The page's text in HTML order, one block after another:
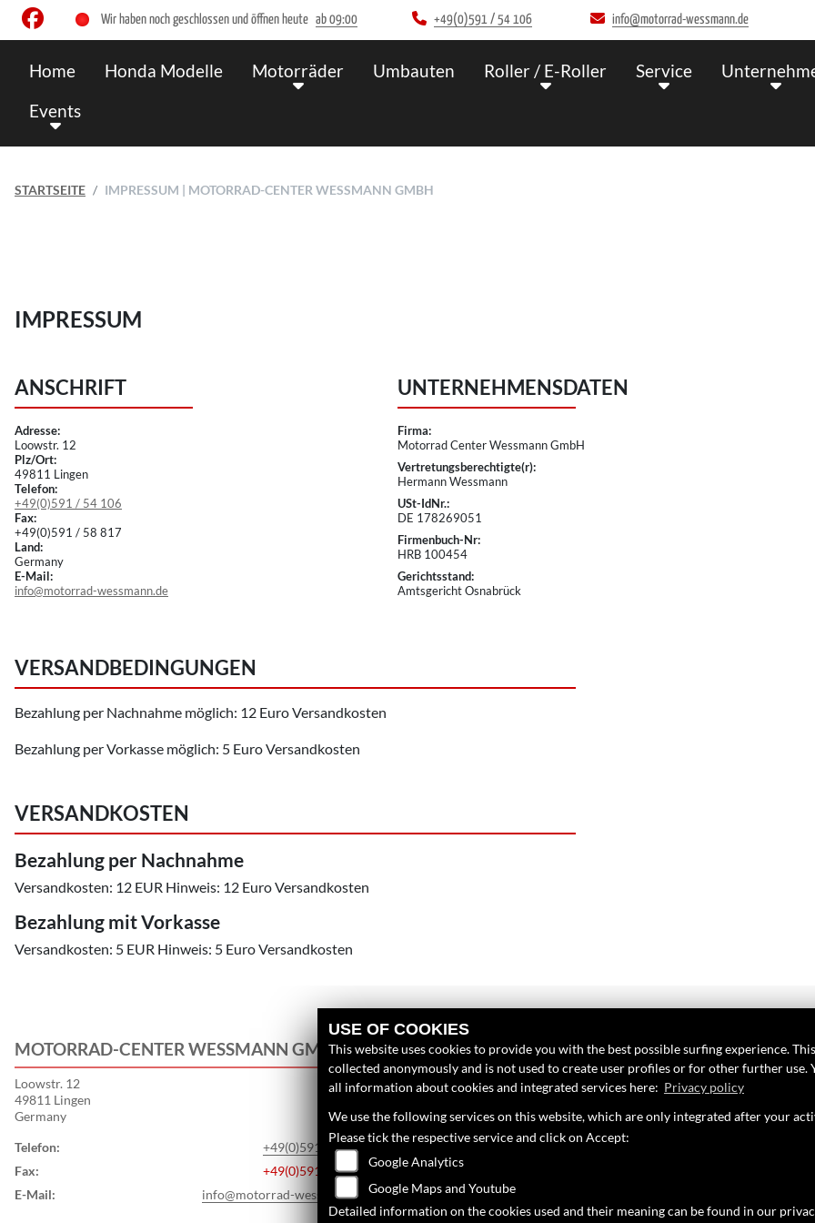
Wir haben noch geschlossen und öffnen heute ab 09:00 +49(0)591 / 54 106 info@motorrad-wessmann.de
Home Honda Modelle Motorräder Umbauten Roller / E-Roller Service
Events
STARTSEITE IMPRESSUM | MOTORRAD-CENTER WESSMANN GMBH
IMPRESSUM
ANSCHRIFT
Adresse:
Loowstr. 12
Plz/Ort:
49811 Lingen
Telefon:
+49(0)591 / 54 106
Fax:
+49(0)591 / 58 817
Land:
Germany
E-Mail:
info@motorrad-wessmann.de
UNTERNEHMENSDATEN
Firma:
Motorrad Center Wessmann GmbH
Vertretungsberechtigte(r):
Hermann Wessmann
USt-IdNr.:
DE 178269051
Firmenbuch-Nr:
HRB 100454
Gerichtsstand:
Amtsgericht Osnabrück
VERSANDBEDINGUNGEN
Bezahlung per Nachnahme möglich: 12 Euro Versandkosten
Bezahlung per Vorkasse möglich: 5 Euro Versandkosten
VERSANDKOSTEN
Bezahlung per Nachnahme
Versandkosten: 12 EUR Hinweis: 12 Euro Versandkosten
Bezahlung mit Vorkasse
Versandkosten: 5 EUR Hinweis: 5 Euro Versandkosten
MOTORRAD-CENTER WESSMANN GMBH
Loowstr. 12
49811 Lingen
Germany
Telefon:
+49(0)591 / 54 106
Fax:
+49(0)591 / 58 817
E-Mail:
info@motorrad-wessmann.de
LINKS
Unternehmen
Gebrauchtfahrzeuge
Service
FINDEN SIE UNS
Facebook
Google Maps
USE OF COOKIES
This website uses cookies to provide you with the best possible surfing experience.
collected anonymously and is not used to create user profiles or for other further use.
all information about cookies and integrated services here: Privacy policy
We use the following services on this website, which are only integrated after your
Please tick the respective service and click on Accept:
Google Analytics
Google Maps and Youtube
Detailed information on the cookies used and their meaning can be found in our